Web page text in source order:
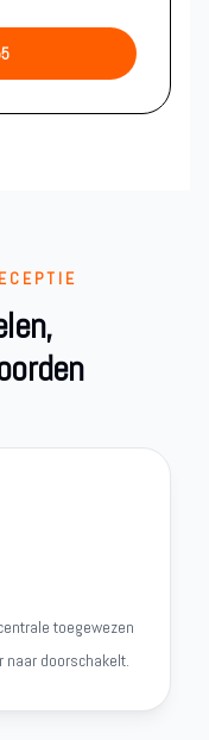
toegewezen
doorschakelt.